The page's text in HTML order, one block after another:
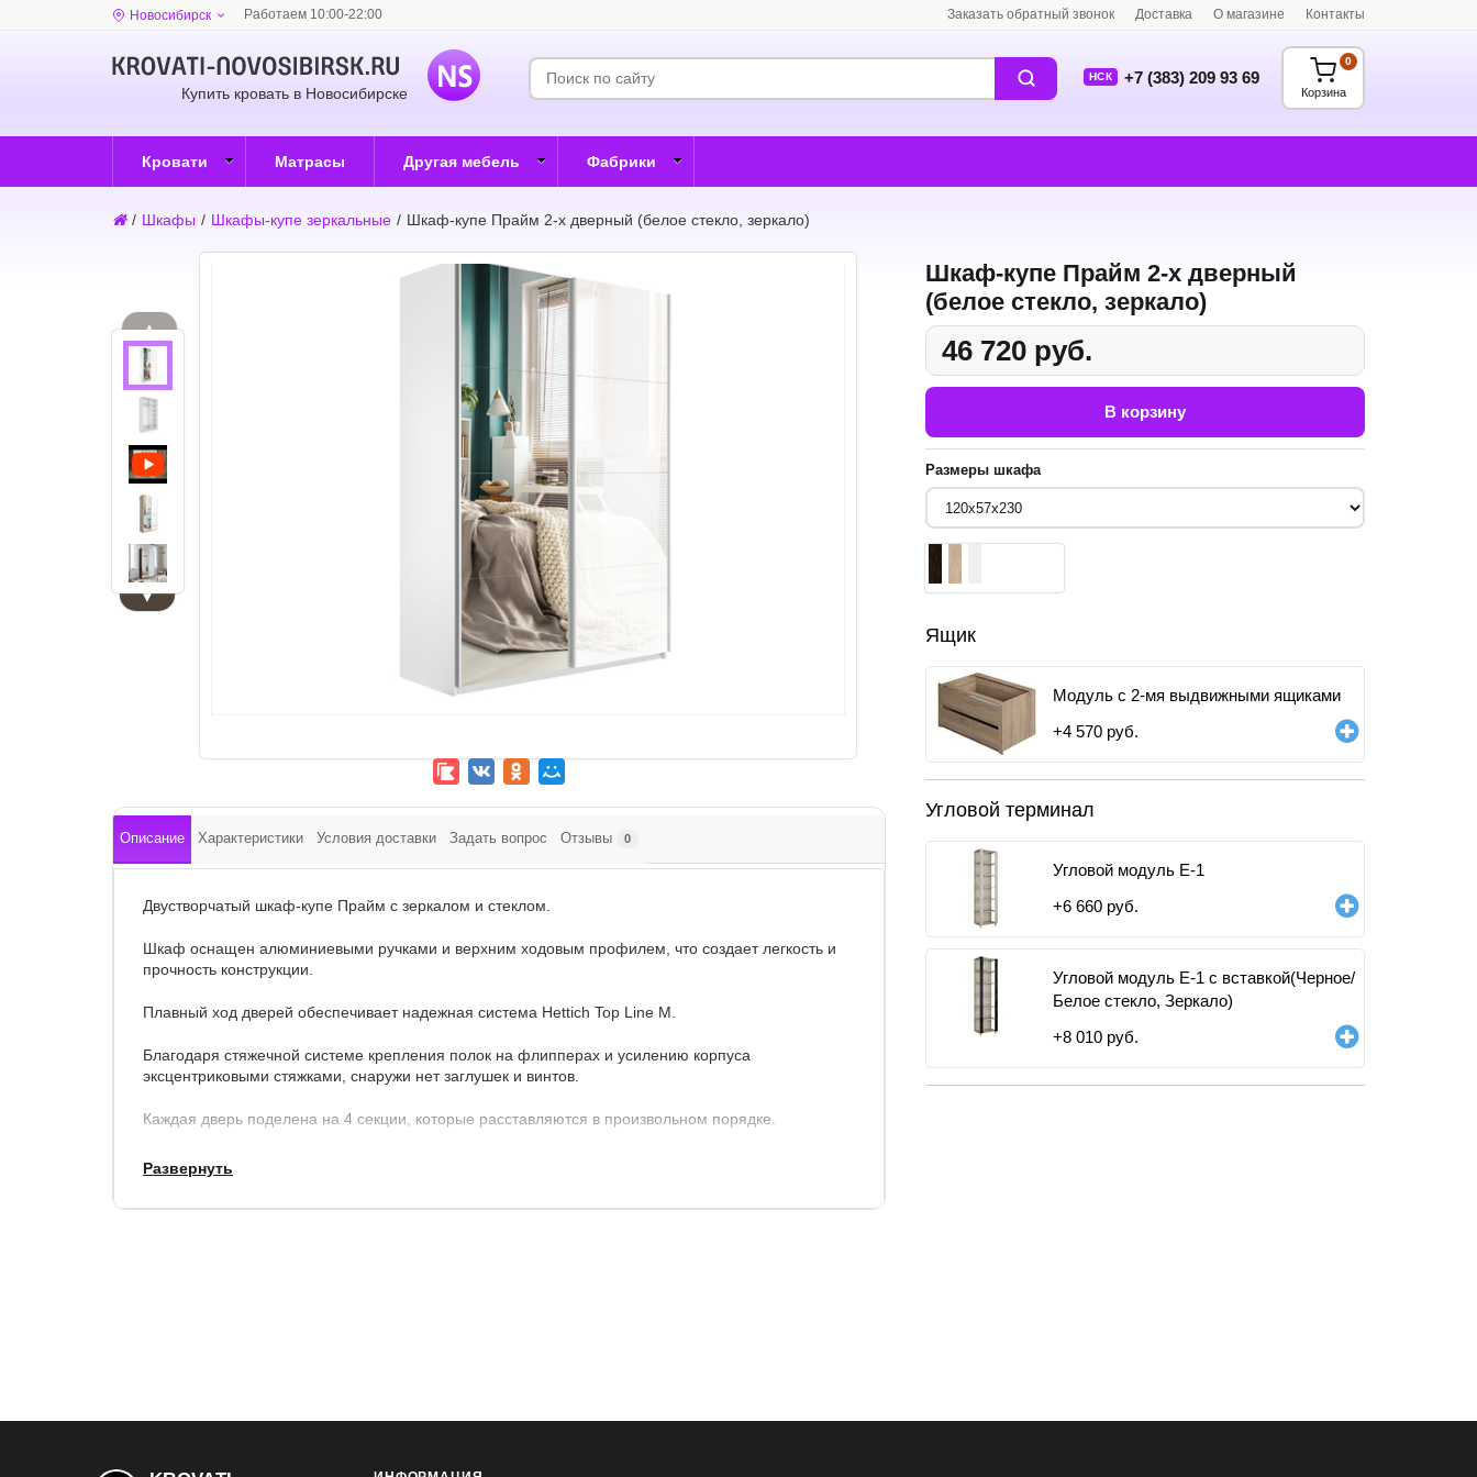
Новосибирск Работаем 10:00-22:00 Заказать обратный звонок Доставка О магазине Контакты
Купить кровать в Новосибирске
НСК +7 (383) 209 93 69
Корзина
0
Кровати Матрасы Другая мебель Фабрики
/ Шкафы / Шкафы-купе зеркальные / Шкаф-купе Прайм 2-х дверный (белое стекло, зеркало)
▲
▼
Шкаф-купе Прайм 2-х дверный
(белое стекло, зеркало)
46 720 руб.
В корзину
Размеры шкафа
Ящик
Модуль с 2-мя выдвижными ящиками
+4 570 руб.
Угловой терминал
Угловой модуль Е-1
+6 660 руб.
Угловой модуль Е-1 с вставкой(Черное/
Белое стекло, Зеркало)
+8 010 руб.
Описание Характеристики Условия доставки Задать вопрос Отзывы 0
Двустворчатый шкаф-купе Прайм с зеркалом и стеклом.
Шкаф оснащен алюминиевыми ручками и верхним ходовым профилем, что создает легкость и
прочность конструкции.
Плавный ход дверей обеспечивает надежная система Hettich Top Line M.
Благодаря стяжечной системе крепления полок на флипперах и усилению корпуса
эксцентриковыми стяжками, снаружи нет заглушек и винтов.
Каждая дверь поделена на 4 секции, которые расставляются в произвольном порядке.
Параметры:
Корпус:ЛДСП
Развернуть